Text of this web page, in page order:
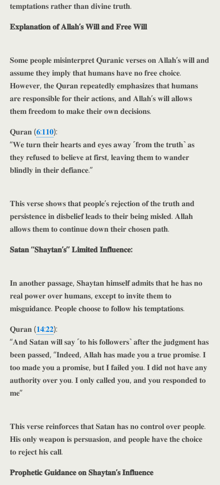
𝐭𝐞𝐦𝐩𝐭𝐚𝐭𝐢𝐨𝐧𝐬 𝐫𝐚𝐭𝐡𝐞𝐫 𝐭𝐡𝐚𝐧 𝐝𝐢𝐯𝐢𝐧𝐞 𝐭𝐫𝐮𝐭𝐡.
𝐄𝐱𝐩𝐥𝐚𝐧𝐚𝐭𝐢𝐨𝐧 𝐨𝐟 𝐀𝐥𝐥𝐚𝐡’𝐬 𝐖𝐢𝐥𝐥 𝐚𝐧𝐝 𝐅𝐫𝐞𝐞 𝐖𝐢𝐥𝐥
𝐒𝐨𝐦𝐞 𝐩𝐞𝐨𝐩𝐥𝐞 𝐦𝐢𝐬𝐢𝐧𝐭𝐞𝐫𝐩𝐫𝐞𝐭 𝐐𝐮𝐫𝐚𝐧𝐢𝐜 𝐯𝐞𝐫𝐬𝐞𝐬 𝐨𝐧 𝐀𝐥𝐥𝐚𝐡’𝐬 𝐰𝐢𝐥𝐥 𝐚𝐧𝐝
𝐚𝐬𝐬𝐮𝐦𝐞 𝐭𝐡𝐞𝐲 𝐢𝐦𝐩𝐥𝐲 𝐭𝐡𝐚𝐭 𝐡𝐮𝐦𝐚𝐧𝐬 𝐡𝐚𝐯𝐞 𝐧𝐨 𝐟𝐫𝐞𝐞 𝐜𝐡𝐨𝐢𝐜𝐞.
𝐇𝐨𝐰𝐞𝐯𝐞𝐫, 𝐭𝐡𝐞 𝐐𝐮𝐫𝐚𝐧 𝐫𝐞𝐩𝐞𝐚𝐭𝐞𝐝𝐥𝐲 𝐞𝐦𝐩𝐡𝐚𝐬𝐢𝐳𝐞𝐬 𝐭𝐡𝐚𝐭 𝐡𝐮𝐦𝐚𝐧𝐬
𝐚𝐫𝐞 𝐫𝐞𝐬𝐩𝐨𝐧𝐬𝐢𝐛𝐥𝐞 𝐟𝐨𝐫 𝐭𝐡𝐞𝐢𝐫 𝐚𝐜𝐭𝐢𝐨𝐧𝐬, 𝐚𝐧𝐝 𝐀𝐥𝐥𝐚𝐡’𝐬 𝐰𝐢𝐥𝐥 𝐚𝐥𝐥𝐨𝐰𝐬
𝐭𝐡𝐞𝐦 𝐟𝐫𝐞𝐞𝐝𝐨𝐦 𝐭𝐨 𝐦𝐚𝐤𝐞 𝐭𝐡𝐞𝐢𝐫 𝐨𝐰𝐧 𝐝𝐞𝐜𝐢𝐬𝐢𝐨𝐧𝐬.
𝐐𝐮𝐫𝐚𝐧 (𝟔:𝟏𝟏𝟎):
“𝐖𝐞 𝐭𝐮𝐫𝐧 𝐭𝐡𝐞𝐢𝐫 𝐡𝐞𝐚𝐫𝐭𝐬 𝐚𝐧𝐝 𝐞𝐲𝐞𝐬 𝐚𝐰𝐚𝐲 ˹𝐟𝐫𝐨𝐦 𝐭𝐡𝐞 𝐭𝐫𝐮𝐭𝐡˺ 𝐚𝐬
𝐭𝐡𝐞𝐲 𝐫𝐞𝐟𝐮𝐬𝐞𝐝 𝐭𝐨 𝐛𝐞𝐥𝐢𝐞𝐯𝐞 𝐚𝐭 𝐟𝐢𝐫𝐬𝐭, 𝐥𝐞𝐚𝐯𝐢𝐧𝐠 𝐭𝐡𝐞𝐦 𝐭𝐨 𝐰𝐚𝐧𝐝𝐞𝐫
𝐛𝐥𝐢𝐧𝐝𝐥𝐲 𝐢𝐧 𝐭𝐡𝐞𝐢𝐫 𝐝𝐞𝐟𝐢𝐚𝐧𝐜𝐞.”
𝐓𝐡𝐢𝐬 𝐯𝐞𝐫𝐬𝐞 𝐬𝐡𝐨𝐰𝐬 𝐭𝐡𝐚𝐭 𝐩𝐞𝐨𝐩𝐥𝐞’𝐬 𝐫𝐞𝐣𝐞𝐜𝐭𝐢𝐨𝐧 𝐨𝐟 𝐭𝐡𝐞 𝐭𝐫𝐮𝐭𝐡 𝐚𝐧𝐝
𝐩𝐞𝐫𝐬𝐢𝐬𝐭𝐞𝐧𝐜𝐞 𝐢𝐧 𝐝𝐢𝐬𝐛𝐞𝐥𝐢𝐞𝐟 𝐥𝐞𝐚𝐝𝐬 𝐭𝐨 𝐭𝐡𝐞𝐢𝐫 𝐛𝐞𝐢𝐧𝐠 𝐦𝐢𝐬𝐥𝐞𝐝. 𝐀𝐥𝐥𝐚𝐡
𝐚𝐥𝐥𝐨𝐰𝐬 𝐭𝐡𝐞𝐦 𝐭𝐨 𝐜𝐨𝐧𝐭𝐢𝐧𝐮𝐞 𝐝𝐨𝐰𝐧 𝐭𝐡𝐞𝐢𝐫 𝐜𝐡𝐨𝐬𝐞𝐧 𝐩𝐚𝐭𝐡.
𝐒𝐚𝐭𝐚𝐧 “𝐒𝐡𝐚𝐲𝐭𝐚𝐧’𝐬” 𝐋𝐢𝐦𝐢𝐭𝐞𝐝 𝐈𝐧𝐟𝐥𝐮𝐞𝐧𝐜𝐞:
𝐈𝐧 𝐚𝐧𝐨𝐭𝐡𝐞𝐫 𝐩𝐚𝐬𝐬𝐚𝐠𝐞, 𝐒𝐡𝐚𝐲𝐭𝐚𝐧 𝐡𝐢𝐦𝐬𝐞𝐥𝐟 𝐚𝐝𝐦𝐢𝐭𝐬 𝐭𝐡𝐚𝐭 𝐡𝐞 𝐡𝐚𝐬 𝐧𝐨
𝐫𝐞𝐚𝐥 𝐩𝐨𝐰𝐞𝐫 𝐨𝐯𝐞𝐫 𝐡𝐮𝐦𝐚𝐧𝐬, 𝐞𝐱𝐜𝐞𝐩𝐭 𝐭𝐨 𝐢𝐧𝐯𝐢𝐭𝐞 𝐭𝐡𝐞𝐦 𝐭𝐨
𝐦𝐢𝐬𝐠𝐮𝐢𝐝𝐚𝐧𝐜𝐞. 𝐏𝐞𝐨𝐩𝐥𝐞 𝐜𝐡𝐨𝐨𝐬𝐞 𝐭𝐨 𝐟𝐨𝐥𝐥𝐨𝐰 𝐡𝐢𝐬 𝐭𝐞𝐦𝐩𝐭𝐚𝐭𝐢𝐨𝐧𝐬.
𝐐𝐮𝐫𝐚𝐧 (𝟏𝟒:𝟐𝟐):
“𝐀𝐧𝐝 𝐒𝐚𝐭𝐚𝐧 𝐰𝐢𝐥𝐥 𝐬𝐚𝐲 ˹𝐭𝐨 𝐡𝐢𝐬 𝐟𝐨𝐥𝐥𝐨𝐰𝐞𝐫𝐬˺ 𝐚𝐟𝐭𝐞𝐫 𝐭𝐡𝐞 𝐣𝐮𝐝𝐠𝐦𝐞𝐧𝐭 𝐡𝐚𝐬
𝐛𝐞𝐞𝐧 𝐩𝐚𝐬𝐬𝐞𝐝, “𝐈𝐧𝐝𝐞𝐞𝐝, 𝐀𝐥𝐥𝐚𝐡 𝐡𝐚𝐬 𝐦𝐚𝐝𝐞 𝐲𝐨𝐮 𝐚 𝐭𝐫𝐮𝐞 𝐩𝐫𝐨𝐦𝐢𝐬𝐞. 𝐈
𝐭𝐨𝐨 𝐦𝐚𝐝𝐞 𝐲𝐨𝐮 𝐚 𝐩𝐫𝐨𝐦𝐢𝐬𝐞, 𝐛𝐮𝐭 𝐈 𝐟𝐚𝐢𝐥𝐞𝐝 𝐲𝐨𝐮. 𝐈 𝐝𝐢𝐝 𝐧𝐨𝐭 𝐡𝐚𝐯𝐞 𝐚𝐧𝐲
𝐚𝐮𝐭𝐡𝐨𝐫𝐢𝐭𝐲 𝐨𝐯𝐞𝐫 𝐲𝐨𝐮. 𝐈 𝐨𝐧𝐥𝐲 𝐜𝐚𝐥𝐥𝐞𝐝 𝐲𝐨𝐮, 𝐚𝐧𝐝 𝐲𝐨𝐮 𝐫𝐞𝐬𝐩𝐨𝐧𝐝𝐞𝐝 𝐭𝐨
𝐦𝐞”
𝐓𝐡𝐢𝐬 𝐯𝐞𝐫𝐬𝐞 𝐫𝐞𝐢𝐧𝐟𝐨𝐫𝐜𝐞𝐬 𝐭𝐡𝐚𝐭 𝐒𝐚𝐭𝐚𝐧 𝐡𝐚𝐬 𝐧𝐨 𝐜𝐨𝐧𝐭𝐫𝐨𝐥 𝐨𝐯𝐞𝐫 𝐩𝐞𝐨𝐩𝐥𝐞.
𝐇𝐢𝐬 𝐨𝐧𝐥𝐲 𝐰𝐞𝐚𝐩𝐨𝐧 𝐢𝐬 𝐩𝐞𝐫𝐬𝐮𝐚𝐬𝐢𝐨𝐧, 𝐚𝐧𝐝 𝐩𝐞𝐨𝐩𝐥𝐞 𝐡𝐚𝐯𝐞 𝐭𝐡𝐞 𝐜𝐡𝐨𝐢𝐜𝐞
𝐭𝐨 𝐫𝐞𝐣𝐞𝐜𝐭 𝐡𝐢𝐬 𝐜𝐚𝐥𝐥.
𝐏𝐫𝐨𝐩𝐡𝐞𝐭𝐢𝐜 𝐆𝐮𝐢𝐝𝐚𝐧𝐜𝐞 𝐨𝐧 𝐒𝐡𝐚𝐲𝐭𝐚𝐧’𝐬 𝐈𝐧𝐟𝐥𝐮𝐞𝐧𝐜𝐞